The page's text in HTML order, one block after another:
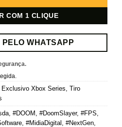
COM 1 CLIQUE
PELO WHATSAPP
Exclusivo Xbox Series Tiro
#DOOM #DoomSlayer, #FPS
#MidiaDigital #NextGen